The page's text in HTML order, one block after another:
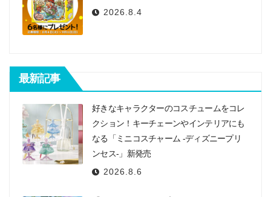
2026.8.4
最新記事
好きなキャラクターのコスチュームをコレ
クション！キーチェーンやインテリアにも
なる「ミニコスチャーム -ディズニープリ
ンセス-」新発売
2026.8.6